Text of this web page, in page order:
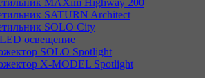
SATURN Architect
SOLO City
освещение
SOLO Spotlight
X-MODEL Spotlight